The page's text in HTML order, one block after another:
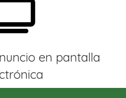
en pantalla